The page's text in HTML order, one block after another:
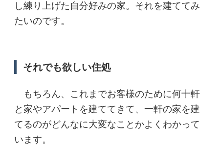
し練り上げた自分好みの家。それを建ててみ
たいのです。
それでも欲しい住処
もちろん、これまでお客様のために何十軒
と家やアパートを建ててきて、一軒の家を建
てるのがどんなに大変なことかよくわかって
います。